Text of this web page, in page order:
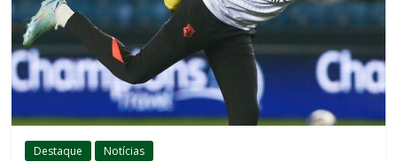
Destaque Notícias